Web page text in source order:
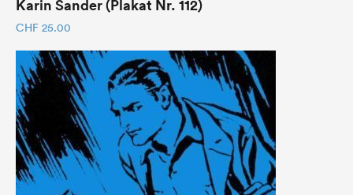
Karin Sander (Plakat Nr. 112)
CHF 25.00